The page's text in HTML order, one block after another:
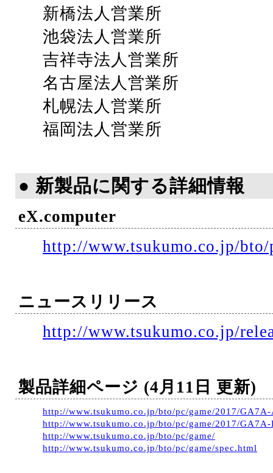
新橋法人営業所
池袋法人営業所
吉祥寺法人営業所
名古屋法人営業所
札幌法人営業所
福岡法人営業所
● 新製品に関する詳細情報
eX.computer
http://www.tsukumo.co.jp/bto/
ニュースリリース
http://www.tsukumo.co.jp/
製品詳細ページ (4月11日 更新)
http://www.tsukumo.co.jp/bto/pc/game/2017/
http://www.tsukumo.co.jp/bto/pc/game/2017/
http://www.tsukumo.co.jp/bto/pc/game/
http://www.tsukumo.co.jp/bto/pc/game/spec.html